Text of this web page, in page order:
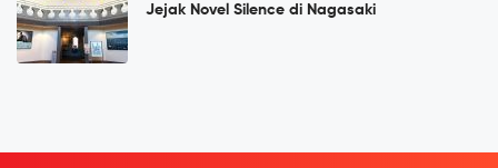
Jejak Novel Silence di Nagasaki